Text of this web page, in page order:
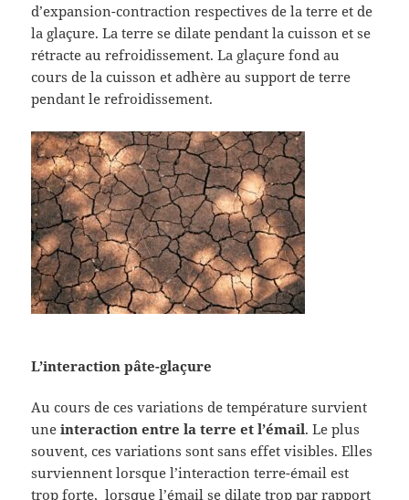
d’expansion-contraction respectives de la terre et de
la glaçure. La terre se dilate pendant la cuisson et se
rétracte au refroidissement. La glaçure fond au
cours de la cuisson et adhère au support de terre
pendant le refroidissement.
L’interaction pâte-glaçure
Au cours de ces variations de température survient
uneinteraction entre la terre et l’émail. Le plus
souvent, ces variations sont sans effet visibles. Elles
surviennent lorsque l’interaction terre-émail est
trop forte, lorsque l’émail se dilate trop par rapport